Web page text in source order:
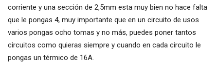
corriente y una sección de 2,5mm esta muy bien no hace falta
que le pongas 4, muy importante que en un circuito de usos
varios pongas ocho tomas y no más, puedes poner tantos
circuitos como quieras siempre y cuando en cada circuito le
pongas un térmico de 16A.